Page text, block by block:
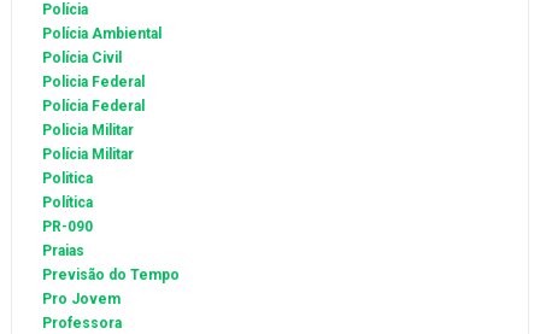
Polícia
Polícia Ambiental
Polícia Civil
Policia Federal
Polícia Federal
Policia Militar
Polícia Militar
Politica
Política
PR-090
Praias
Previsão do Tempo
Pro Jovem
Professora